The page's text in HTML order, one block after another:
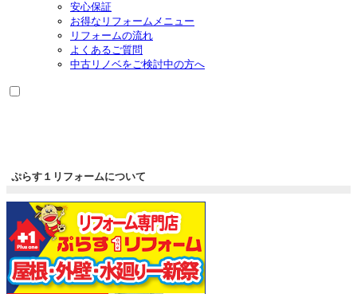
安心保証
お得なリフォームメニュー
リフォームの流れ
よくあるご質問
中古リノベをご検討中の方へ
ぷらす１リフォームについて